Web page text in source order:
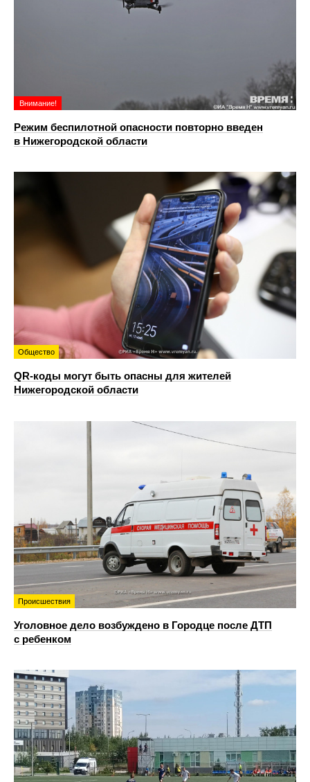
Внимание!
Режим беспилотной опасности повторно введен
в Нижегородской области
Общество
QR-коды могут быть опасны для жителей
Нижегородской области
Происшествия
Уголовное дело возбуждено в Городце после ДТП
с ребенком